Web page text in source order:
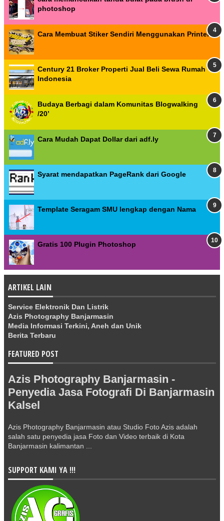
photoshop
Cara Membuat Stiker Sendiri Menggunakan Printer
Century 21 Broker Properti Jual Beli Sewa Rumah
Indonesia
Budaya Berbagi dalam Komunitas Blogwalking
/20’
Cara Mudah Dapat Dollar dari adf.ly
Syarat mendapatkan PageRank dari Google
Template Seragam SMU lengkap dengan Nama
Gratis 100 Plugin Photoshop
ARTIKEL LAIN
Service Elektronik Dan Listrik
Azis Photography Banjarmasin
Media Informasi Terkini, Aneh dan Unik
Berita Terbaru
FEATURED POST
Azis Photography Banjarmasin -
Penyedia Jasa Fotografi Di Banjarmasin
Kalsel
Azis Photography Banjarmasin atau Studio Foto Azis adalah
salah satu penyedia jasa Foto dan Video terbaik di Kota
Banjarmasin kalimantan ...
SUPPORT KAMI YA !!!